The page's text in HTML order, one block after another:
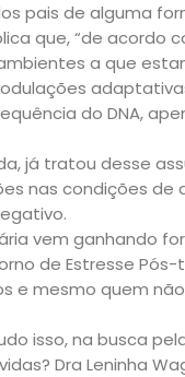
pais de alguma
que, “de acordo
a que
do DNA,
já tratou desse
nas condições de
vem ganhando
de Estresse
e mesmo quem
isso, na busca
Dra Leninha